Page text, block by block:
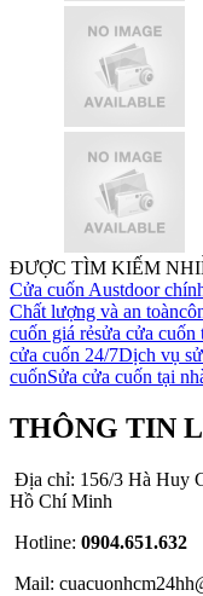
ĐƯỢC TÌM KIẾM
Cửa cuốn Austdoor
Chất lượng và an toàn
cuốn giá rẻsửa cửa cuốn
cửa cuốn 24/7Dịch vụ
cuốnSửa cửa cuốn tại
THÔNG TIN
Địa chỉ: 156/3 Hà Huy
Hồ Chí Minh
Hotline: 0904.651.632
Mail: